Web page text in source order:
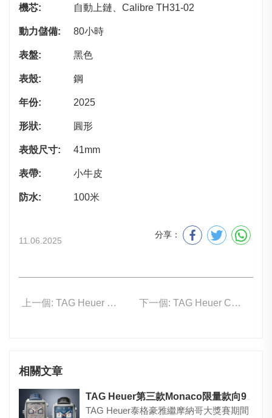
機芯: 自動上鏈、Calibre TH31-02
動力儲備: 80小時
表盤: 黑色
表殼: 鋼
年份: 2025
形狀: 圓形
表殼尺寸: 41mm
表帶: 小牛皮
防水: 100米
11.06.2025
分享：
上一個: TAG Heuer WDA2111.BA0043 下一個: TAG Heuer CBW2190.FC8356
相關文章
TAG Heuer第三款Monaco限量款向90年代致敬
TAG Heuer泰格豪雅繼摩納哥大獎賽期間